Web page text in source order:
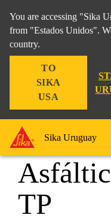
You are accessing "Sika
from "Estados Unidos".
country.
TO
SIKA
USA
Sika Uruguay
TP